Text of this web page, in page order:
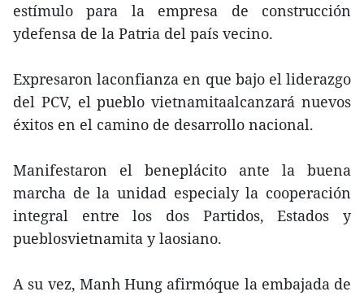
estímulo para la empresa de construcción
ydefensa de la Patria del país vecino.
Expresaron laconfianza en que bajo el liderazgo
del PCV, el pueblo vietnamitaalcanzará nuevos
éxitos en el camino de desarrollo nacional.
Manifestaron el beneplácito ante la buena
marcha de la unidad especialy la cooperación
integral entre los dos Partidos, Estados y
pueblosvietnamita y laosiano.
A su vez, Manh Hung afirmóque la embajada de